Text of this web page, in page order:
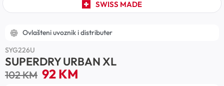
SWISS MADE
Ovlašteni uvoznik i distributer
SYG226U
SUPERDRY URBAN XL
102KM 92KM